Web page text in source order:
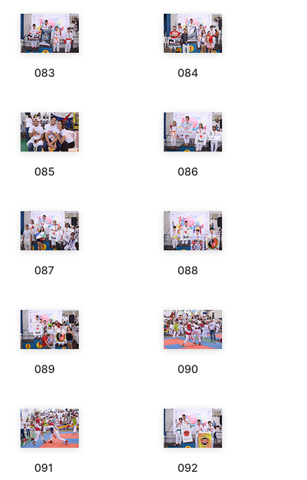
083 084
085 086
087 088
089 090
091 092